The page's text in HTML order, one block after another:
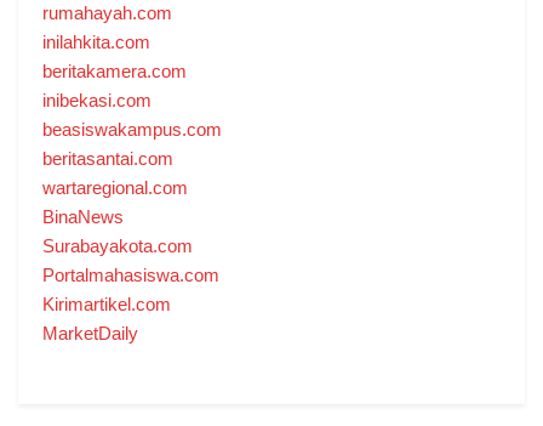
rumahayah.com
inilahkita.com
beritakamera.com
inibekasi.com
beasiswakampus.com
beritasantai.com
wartaregional.com
BinaNews
Surabayakota.com
Portalmahasiswa.com
Kirimartikel.com
MarketDaily